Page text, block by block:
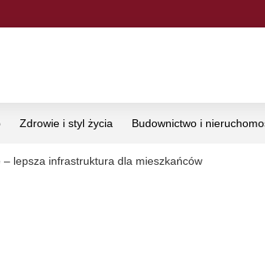
Zdrowie i styl życia Budownictwo i
– lepsza infrastruktura dla mieszkańców